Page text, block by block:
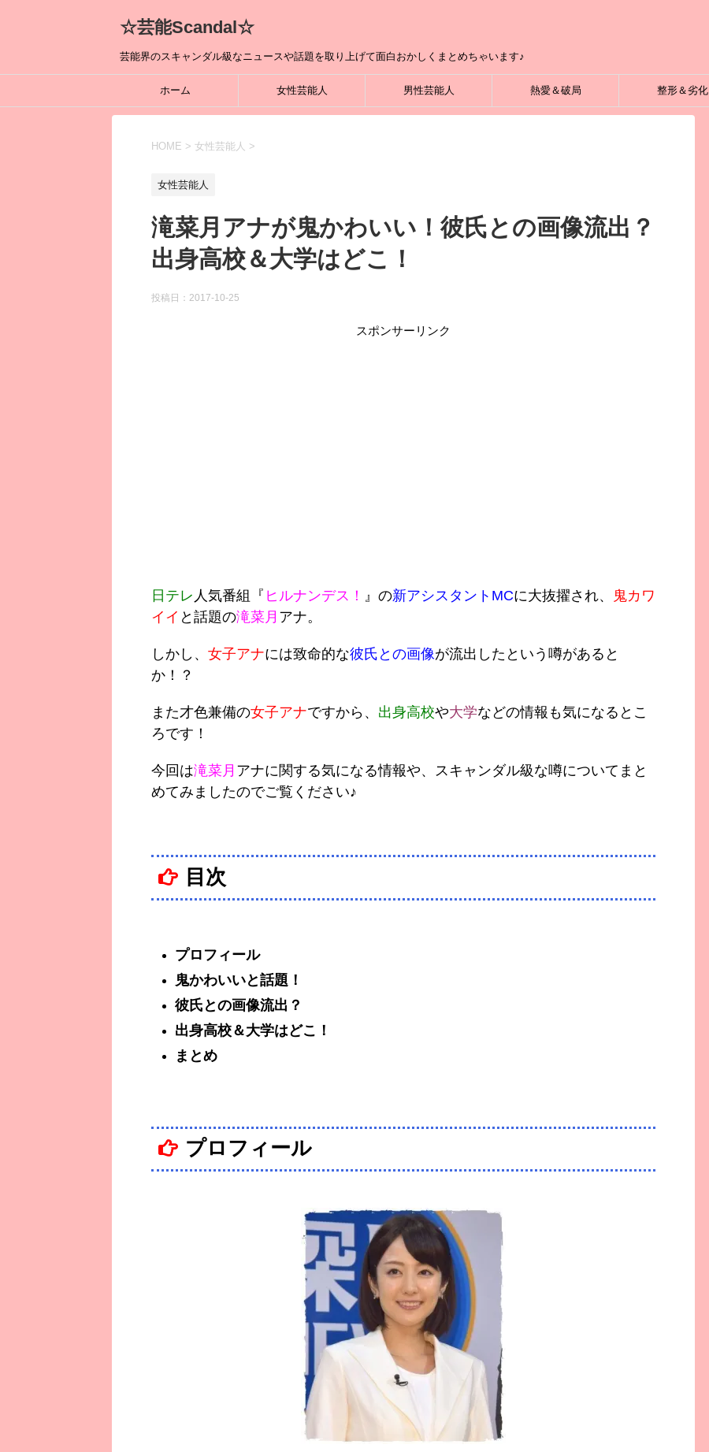
☆芸能Scandal☆
芸能界のスキャンダル級なニュースや話題を取り上げて面白おかしくまとめちゃいます♪
ホーム 女性芸能人 男性芸能人 熱愛＆破局 整形＆劣化
HOME > 女性芸能人 >
女性芸能人
滝菜月アナが鬼かわいい！彼氏との画像流出？
出身高校＆大学はどこ！
投稿日： 2017-10-25
スポンサーリンク
日テレ 人気番組『 ヒルナンデス！ 』の新アシスタントMCに大抜擢され、
鬼カワ
イイ と話題の滝菜月 アナ。
しかし、 女子アナには致命的な彼氏との画像が流出したという噂があると
か！？
また才色兼備の女子アナですから、 出身高校や大学などの情報も気になるとこ
ろです！
今回は滝菜月 アナに関する気になる情報や、スキャンダル級な噂についてまと
めてみましたのでご覧ください♪
目次
プロフィール
鬼かわいいと話題！
彼氏との画像流出？
出身高校＆大学はどこ！
まとめ
プロフィール